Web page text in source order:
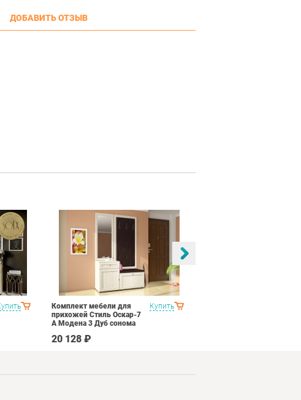
ДОБАВИТЬ ОТЗЫВ
Купить
Комплект мебели для
прихожей Стиль Оскар-7
А Модена 3 Дуб сонома
20 128 ₽